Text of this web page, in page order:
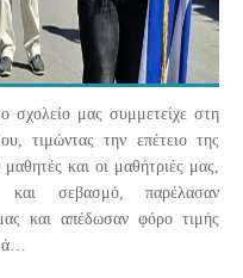
σχολείο μας συμμετείχε στη
τιμώντας την επέτειο της
και οι μαθήτριές μας,
και σεβασμό, παρέλασαν
και απέδωσαν φόρο τιμής